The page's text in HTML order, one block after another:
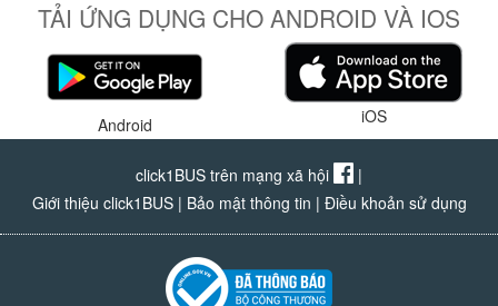
TẢI ỨNG DỤNG CHO ANDROID VÀ IOS
Android iOS
click1BUS trên mạng xã hội
|
Giới thiệu click1BUS| Bảo mật thông tin | Điều khoản sử dụng